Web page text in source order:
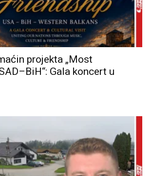
projekta „Most
Gala koncert u